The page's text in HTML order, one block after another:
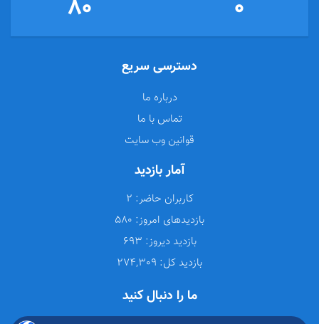
0
80
دسترسی سریع
درباره ما
تماس با ما
قوانین وب سایت
آمار بازدید
کاربران حاضر:
بازدیدهای امروز:
بازدید دیروز:
بازدید کل:
ما را دنبال کنید